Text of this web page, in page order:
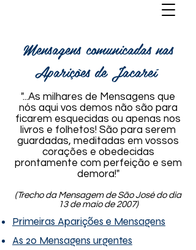
Mensagens comunicadas nas
Aparições de Jacareí
"...As milhares de Mensagens que
nós aqui vos demos não são para
ficarem esquecidas ou apenas nos
livros e folhetos! São para serem
guardadas, meditadas em vossos
corações e obedecidas
prontamente com perfeição e sem
demora!"
(Trecho da Mensagem de São José do dia
13 de maio de 2007)
Primeiras Aparições e Mensagens
As 20 Mensagens urgentes